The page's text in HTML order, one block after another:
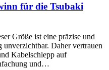
für die Tsubaki
Größe ist eine präzise und
unverzichtbar. Daher vertrauen
Kabelschlepp auf
und…